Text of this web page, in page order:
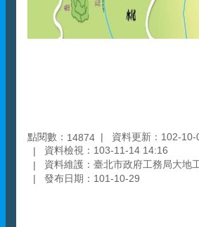
點閱數： 14874
資料更新：102-10-
資料檢視：103-11-14 14:16
資料維護：臺北市政府工務局大地
發布日期：101-10-29